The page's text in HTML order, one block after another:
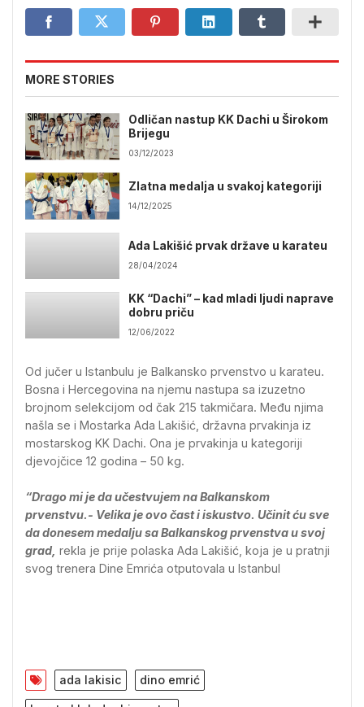
MORE STORIES
Odličan nastup KK Dachi u Širokom
Brijegu
03/12/2023
Zlatna medalja u svakoj kategoriji
14/12/2025
Ada Lakišić prvak države u karateu
28/04/2024
KK “Dachi” – kad mladi ljudi naprave
dobru priču
12/06/2022
Od jučer u Istanbulu je Balkansko prvenstvo u karateu.
Bosna i Hercegovina na njemu nastupa sa izuzetno
brojnom selekcijom od čak 215 takmičara. Među njima
našla se i Mostarka Ada Lakišić, državna prvakinja iz
mostarskog KK Dachi. Ona je prvakinja u kategoriji
djevojčice 12 godina – 50 kg.
“Drago mi je da učestvujem na Balkanskom
prvenstvu.- Velika je ovo čast i iskustvo. Učinit ću sve
da donesem medalju sa Balkanskog prvenstva u svoj
grad, rekla je prije polaska Ada Lakišić, koja je u pratnji
svog trenera Dine Emrića otputovala u Istanbul
ada lakisic dino emrić